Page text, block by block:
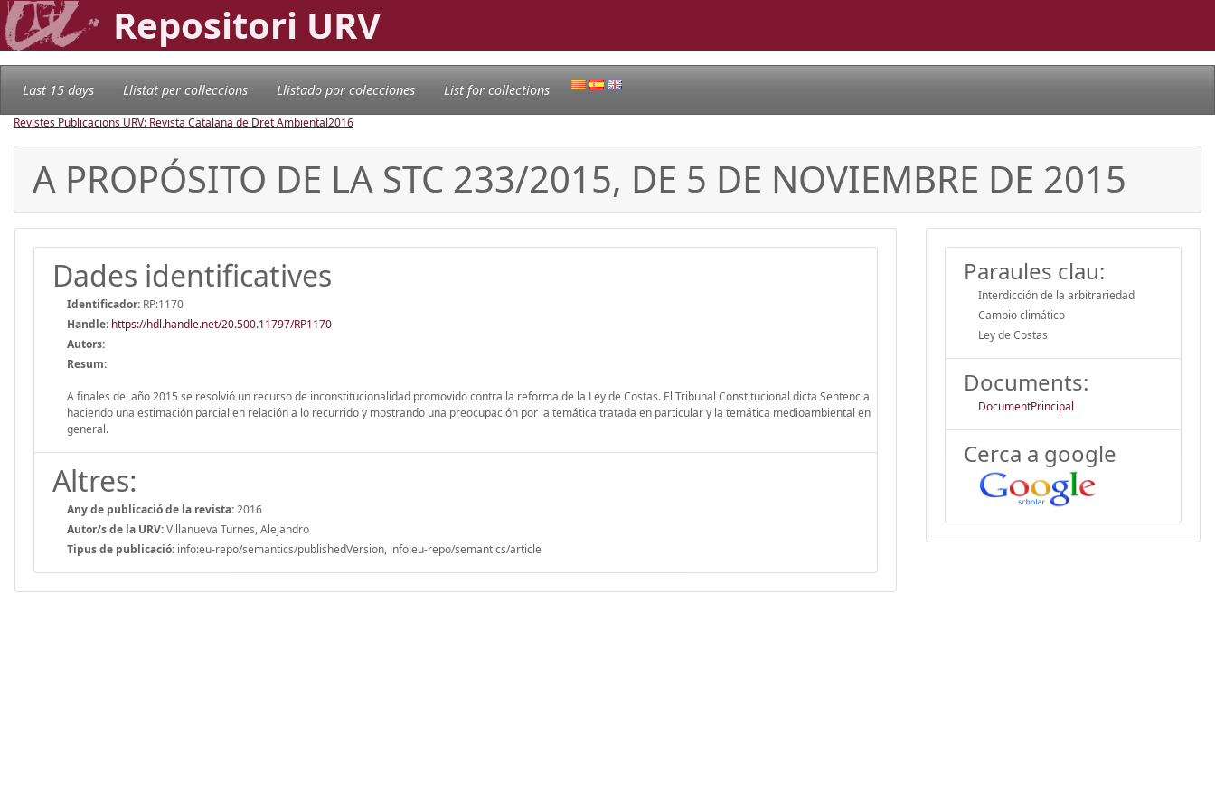
Repositori URV
Last 15 days Llistat per col·leccions Llistado por colecciones List for collections
Revistes Publicacions URV: Revista Catalana de Dret Ambiental2016
A PROPÓSITO DE LA STC 233/2015, DE 5 DE NOVIEMBRE DE 2015
Dades identificatives
Identificador: RP:1170
Handle: https://hdl.handle.net/20.500.11797/RP1170
Autors:
Resum:
A finales del año 2015 se resolvió un recurso de inconstitucionalidad promovido contra la reforma de la Ley de Costas. El Tribunal Constitucional dicta Sentencia
haciendo una estimación parcial en relación a lo recurrido y mostrando una preocupación por la temática tratada en particular y la temática medioambiental en
general.
Altres:
Any de publicació de la revista:2016
Autor/s de la URV:Villanueva Turnes, Alejandro
Tipus de publicació: info:eu-repo/semantics/publishedVersion, info:eu-repo/semantics/article
Paraules clau:
Interdicción de la arbitrariedad
Cambio climático
Ley de Costas
Documents:
DocumentPrincipal
Cerca a google